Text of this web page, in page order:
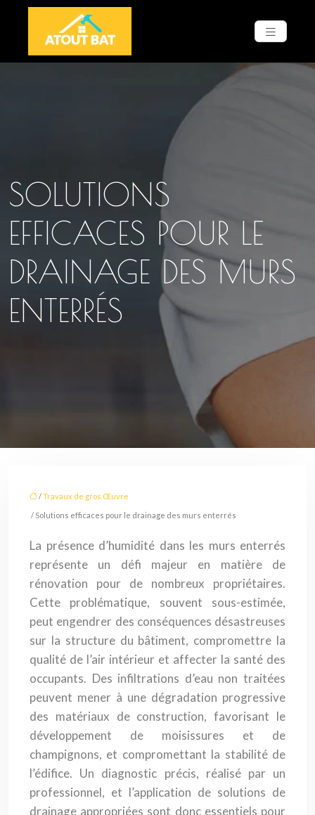
SOLUTIONS
EFFICACES POUR LE
DRAINAGE DES MURS
ENTERRÉS
/Travaux de gros Œuvre
/ Solutions efficaces pour le drainage des murs enterrés
La présence d’humidité dans les murs enterrés
représente un défi majeur en matière de
rénovation pour de nombreux propriétaires.
Cette problématique, souvent sous-estimée,
peut engendrer des conséquences désastreuses
sur la structure du bâtiment, compromettre la
qualité de l’air intérieur et affecter la santé des
occupants. Des infiltrations d’eau non traitées
peuvent mener à une dégradation progressive
des matériaux de construction, favorisant le
développement de moisissures et de
champignons, et compromettant la stabilité de
l’édifice. Un diagnostic précis, réalisé par un
professionnel, et l’application de solutions de
drainage appropriées sont donc essentiels pour